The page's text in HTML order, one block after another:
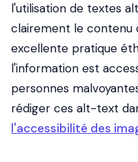
l'utilisation de textes
clairement le contenu
excellente pratique
l'information est
personnes
rédiger ces alt-text
l'accessibilité des